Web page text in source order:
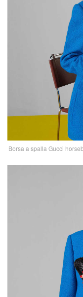
Borsa a spalla Gucci